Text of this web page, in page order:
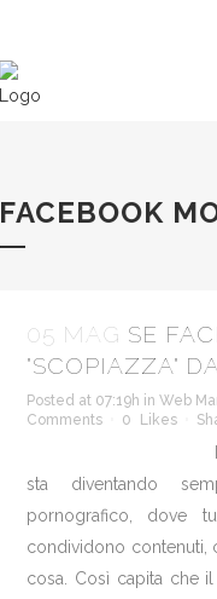
FACEBOOK
05 MAG SE
"SCOPIAZZA"
Posted at 07:19h in Web
Comments
0 Likes
sta diventando
pornografico, dove
condividono contenuti,
cosa. Così capita che